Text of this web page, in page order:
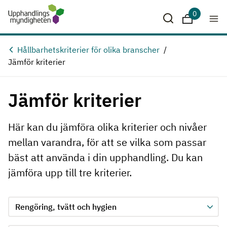
Hoppa till huvudinnehåll
Sparade
0
Hållbarhetskriterier för olika branscher
Jämför kriterier
Jämför kriterier
Här kan du jämföra olika kriterier och nivåer
mellan varandra, för att se vilka som passar
bäst att använda i din upphandling. Du kan
jämföra upp till tre kriterier.
Jämför kriterie 1, formuläret skickas in automatiskt när
Välj område för kriterie 1